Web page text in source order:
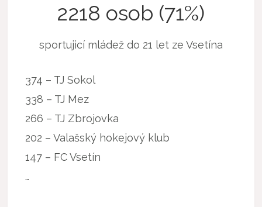
2218 osob (71%)
sportujicí mládež do 21 let ze Vsetína
374 – TJ Sokol
338 – TJ Mez
266 – TJ Zbrojovka
202 – Valašský hokejový klub
147 – FC Vsetín
…